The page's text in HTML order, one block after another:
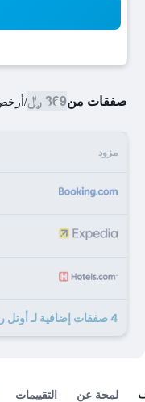
صفقات من369 ﷼ /
مزود
4 صفقات إضافية لـ أوتل ريستوران لي بيليتس
لمحة عن التقييمات